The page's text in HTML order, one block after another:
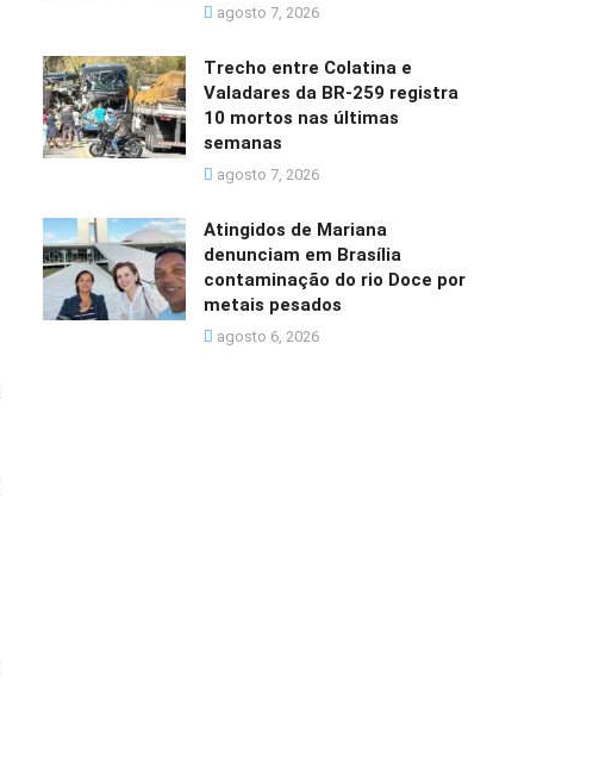
agosto 7, 2026
Trecho entre Colatina e
Valadares da BR-259 registra
10 mortos nas últimas
semanas
agosto 7, 2026
Atingidos de Mariana
denunciam em Brasília
contaminação do rio Doce por
metais pesados
agosto 6, 2026